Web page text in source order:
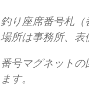
釣り座席番号札
場所は事務所、表
番号マグネット
ます。